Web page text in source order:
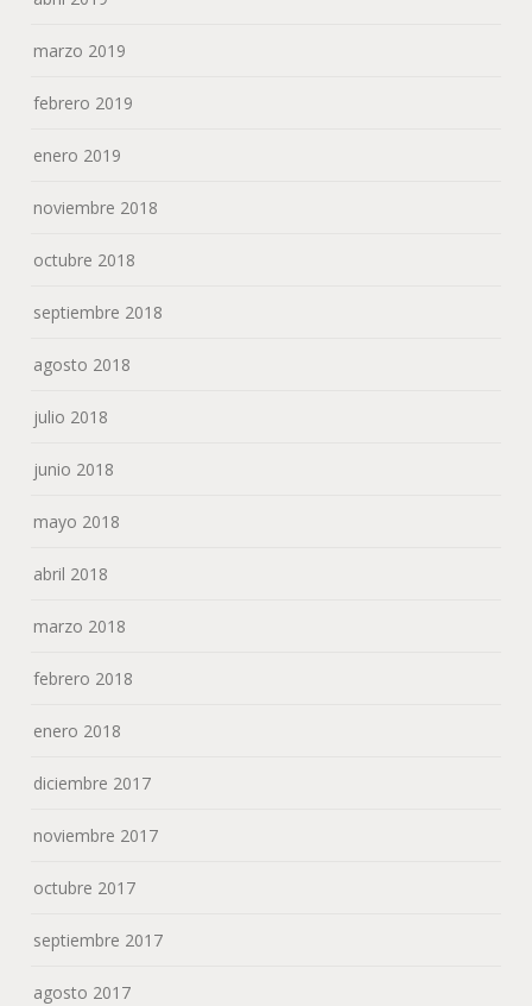
marzo 2019
febrero 2019
enero 2019
noviembre 2018
octubre 2018
septiembre 2018
agosto 2018
julio 2018
junio 2018
mayo 2018
abril 2018
marzo 2018
febrero 2018
enero 2018
diciembre 2017
noviembre 2017
octubre 2017
septiembre 2017
agosto 2017